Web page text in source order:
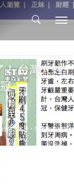
台灣人蛀
台灣人蛀牙、牙周病亞洲之